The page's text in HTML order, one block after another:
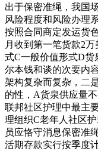
出于保密准绳，我国
风险程度和风险办理
按照合同商定发运货
月收到第一笔货款2
式C一般价值形式D货
尔本钱和谈的次要内
架构复杂而复杂，二
的性，A货泉供应量
联邦社区护理中最主
理组织C老年人社区
员应恪守消息保密准
活期存款实行按季度